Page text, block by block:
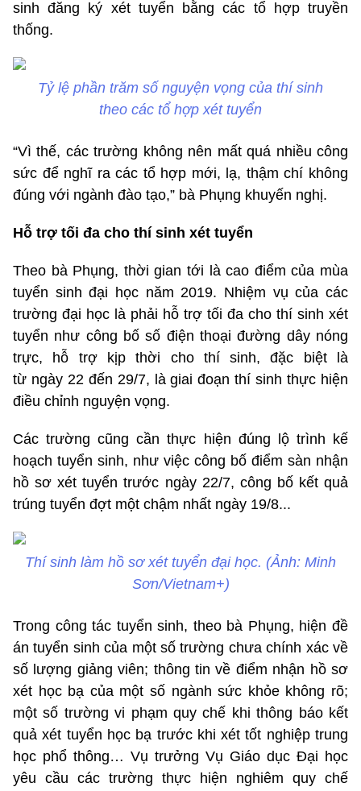
sinh đăng ký xét tuyển bằng các tổ hợp truyền
thống.
Tỷ lệ phần trăm số nguyện vọng của thí sinh
theo các tổ hợp xét tuyển
“Vì thế, các trường không nên mất quá nhiều công
sức để nghĩ ra các tổ hợp mới, lạ, thậm chí không
đúng với ngành đào tạo,” bà Phụng khuyến nghị.
Hỗ trợ tối đa cho thí sinh xét tuyển
Theo bà Phụng, thời gian tới là cao điểm của mùa
tuyển sinh đại học năm 2019. Nhiệm vụ của các
trường đại học là phải hỗ trợ tối đa cho thí sinh xét
tuyển như công bố số điện thoại đường dây nóng
trực, hỗ trợ kịp thời cho thí sinh, đặc biệt là
từ ngày 22 đến 29/7, là giai đoạn thí sinh thực hiện
điều chỉnh nguyện vọng.
Các trường cũng cần thực hiện đúng lộ trình kế
hoạch tuyển sinh, như việc công bố điểm sàn nhận
hồ sơ xét tuyển trước ngày 22/7, công bố kết quả
trúng tuyển đợt một chậm nhất ngày 19/8...
Thí sinh làm hồ sơ xét tuyển đại học. (Ảnh: Minh
Sơn/Vietnam+)
Trong công tác tuyển sinh, theo bà Phụng, hiện đề
án tuyển sinh của một số trường chưa chính xác về
số lượng giảng viên; thông tin về điểm nhận hồ sơ
xét học bạ của một số ngành sức khỏe không rõ;
một số trường vi phạm quy chế khi thông báo kết
quả xét tuyển học bạ trước khi xét tốt nghiệp trung
học phổ thông… Vụ trưởng Vụ Giáo dục Đại học
yêu cầu các trường thực hiện nghiêm quy chế